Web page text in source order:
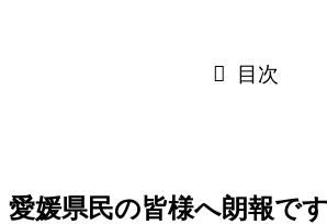
目次
愛媛県民の皆様へ朗報です